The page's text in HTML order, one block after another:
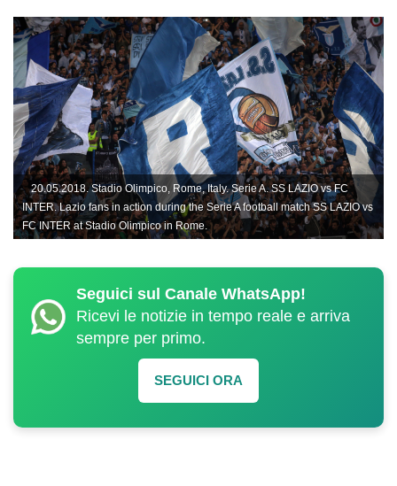
20.05.2018. Stadio Olimpico, Rome, Italy. Serie A. SS LAZIO vs FC
INTER. Lazio fans in action during the Serie A football match SS LAZIO vs
FC INTER at Stadio Olimpico in Rome.
Seguici sul Canale WhatsApp!
Ricevi le notizie in tempo reale e arriva
sempre per primo.
SEGUICI ORA